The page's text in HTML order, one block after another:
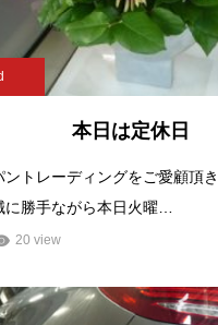
本日は定休日
ントレーディングをご愛顧頂
に勝手ながら本日火曜…
20 view